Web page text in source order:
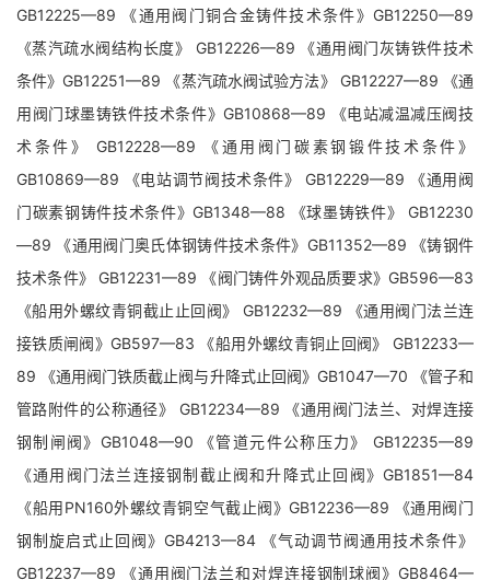
GB12225—89 《通用阀门铜合金铸件技术条件》GB12250—89
《蒸汽疏水阀结构长度》 GB12226—89 《通用阀门灰铸铁件技术
条件》GB12251—89 《蒸汽疏水阀试验方法》 GB12227—89 《通
用阀门球墨铸铁件技术条件》GB10868—89 《电站减温减压阀技
术条件》 GB12228—89 《通用阀门碳素钢锻件技术条件》
GB10869—89 《电站调节阀技术条件》 GB12229—89 《通用阀
门碳素钢铸件技术条件》GB1348—88 《球墨铸铁件》 GB12230
—89 《通用阀门奥氏体钢铸件技术条件》GB11352—89 《铸钢件
技术条件》 GB12231—89 《阀门铸件外观品质要求》GB596—83
《船用外螺纹青铜截止止回阀》 GB12232—89 《通用阀门法兰连
接铁质闸阀》GB597—83 《船用外螺纹青铜止回阀》 GB12233—
89 《通用阀门铁质截止阀与升降式止回阀》GB1047—70 《管子和
管路附件的公称通径》 GB12234—89 《通用阀门法兰、对焊连接
钢制闸阀》GB1048—90 《管道元件公称压力》 GB12235—89
《通用阀门法兰连接钢制截止阀和升降式止回阀》GB1851—84
《船用PN160外螺纹青铜空气截止阀》GB12236—89 《通用阀门
钢制旋启式止回阀》GB4213—84 《气动调节阀通用技术条件》
GB12237—89 《通用阀门法兰和对焊连接钢制球阀》GB8464—